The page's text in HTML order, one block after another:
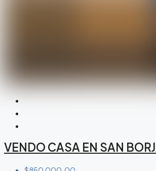
VENDO CASA EN SAN